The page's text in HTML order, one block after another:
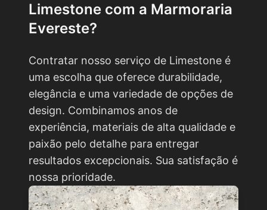
Limestone com a Marmoraria
Evereste?
Contratar nosso serviço de Limestone é
uma escolha que oferece durabilidade,
elegância e uma variedade de opções de
design. Combinamos anos de
experiência, materiais de alta qualidade e
paixão pelo detalhe para entregar
resultados excepcionais. Sua satisfação é
nossa prioridade.